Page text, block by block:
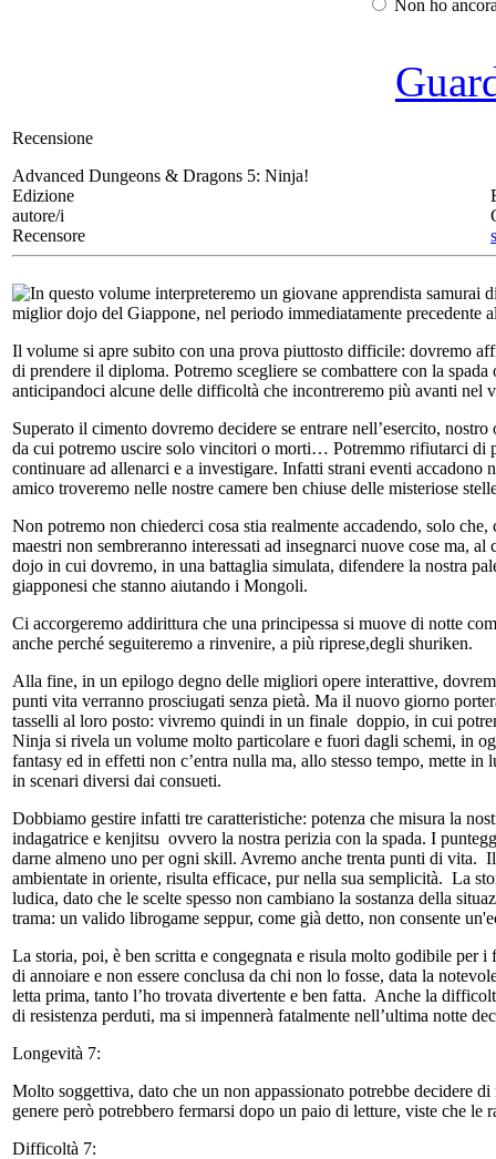
Non ho
Recensione
Advanced Dungeons & Dragons 5: Ninja!
Edizione
autore/i
Recensore
In questo volume interpreteremo un giovane apprendista
miglior dojo del Giappone, nel periodo immediatamente precedente
Il volume si apre subito con una prova piuttosto difficile: dovremo
di prendere il diploma. Potremo scegliere se combattere con la
anticipandoci alcune delle difficoltà che incontreremo più avanti nel
Superato il cimento dovremo decidere se entrare nell’esercito,
da cui potremo uscire solo vincitori o morti… Potremmo rifiutarci di
continuare ad allenarci e a investigare. Infatti strani eventi
amico troveremo nelle nostre camere ben chiuse delle misteriose
Non potremo non chiederci cosa stia realmente accadendo, solo
maestri non sembreranno interessati ad insegnarci nuove cose ma,
dojo in cui dovremo, in una battaglia simulata, difendere la nostra
giapponesi che stanno aiutando i Mongoli.
Ci accorgeremo addirittura che una principessa si muove di notte
anche perché seguiteremo a rinvenire, a più riprese,degli shuriken.
Alla fine, in un epilogo degno delle migliori opere interattive,
punti vita verranno prosciugati senza pietà. Ma il nuovo giorno
tasselli al loro posto: vivremo quindi in un finale doppio, in cui
Ninja si rivela un volume molto particolare e fuori dagli schemi, in
fantasy ed in effetti non c’entra nulla ma, allo stesso tempo, mette
in scenari diversi dai consueti.
Dobbiamo gestire infatti tre caratteristiche: potenza che misura la
indagatrice e kenjitsu ovvero la nostra perizia con la spada. I
darne almeno uno per ogni skill. Avremo anche trenta punti di vita.
ambientate in oriente, risulta efficace, pur nella sua semplicità. La
ludica, dato che le scelte spesso non cambiano la sostanza della
trama: un valido librogame seppur, come già detto, non consente
La storia, poi, è ben scritta e congegnata e risula molto godibile per
di annoiare e non essere conclusa da chi non lo fosse, data la
letta prima, tanto l’ho trovata divertente e ben fatta. Anche la
di resistenza perduti, ma si impennerà fatalmente nell’ultima notte
Longevità 7:
Molto soggettiva, dato che un non appassionato potrebbe decidere
genere però potrebbero fermarsi dopo un paio di letture, viste che
Difficoltà 7: